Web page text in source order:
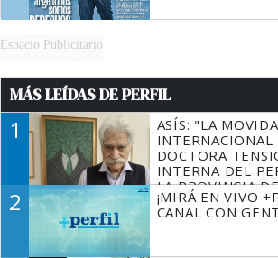
Espacio Publicitario
MÁS LEÍDAS DE PERFIL
1
ASÍS: "LA MOVIDA
INTERNACIONAL
DOCTORA
INTERNA DEL
LA PROVINCIA
2
¡MIRÁ EN VIVO
CANAL CON